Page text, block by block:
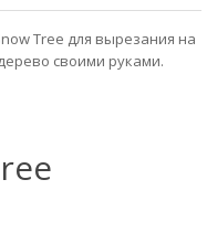
Tree для вырезания на
своими руками.